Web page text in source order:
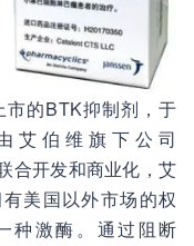
的BTK抑制剂，于
艾伯维旗下公司
合开发和商业化，艾
美国以外市场的权
种激酶。通过阻断